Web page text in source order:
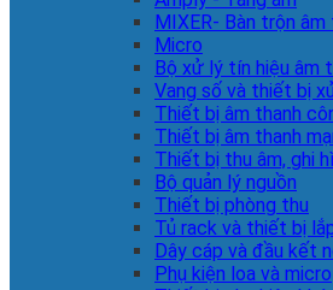
MIXER- Bàn trộn âm
Micro
Bộ xử lý tín hiệu âm
Vang số và thiết bị
Thiết bị âm thanh
Thiết bị âm thanh
Thiết bị thu âm, ghi
Bộ quản lý nguồn
Thiết bị phòng thu
Tủ rack và thiết bị
Dây cáp và đầu kết
Phụ kiện loa và micro